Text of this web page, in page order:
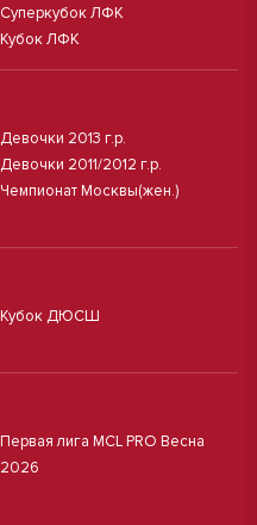
Суперкубок ЛФК
Кубок ЛФК
Девочки 2013 г.р.
Девочки 2011/2012 г.р.
Чемпионат Москвы(жен.)
Кубок ДЮСШ
Первая лига MCL PRO Весна
2026